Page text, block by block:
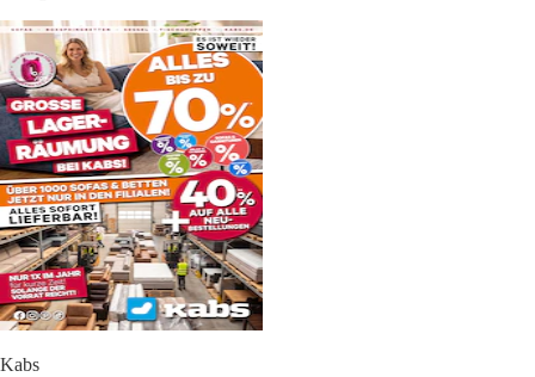
Kabs